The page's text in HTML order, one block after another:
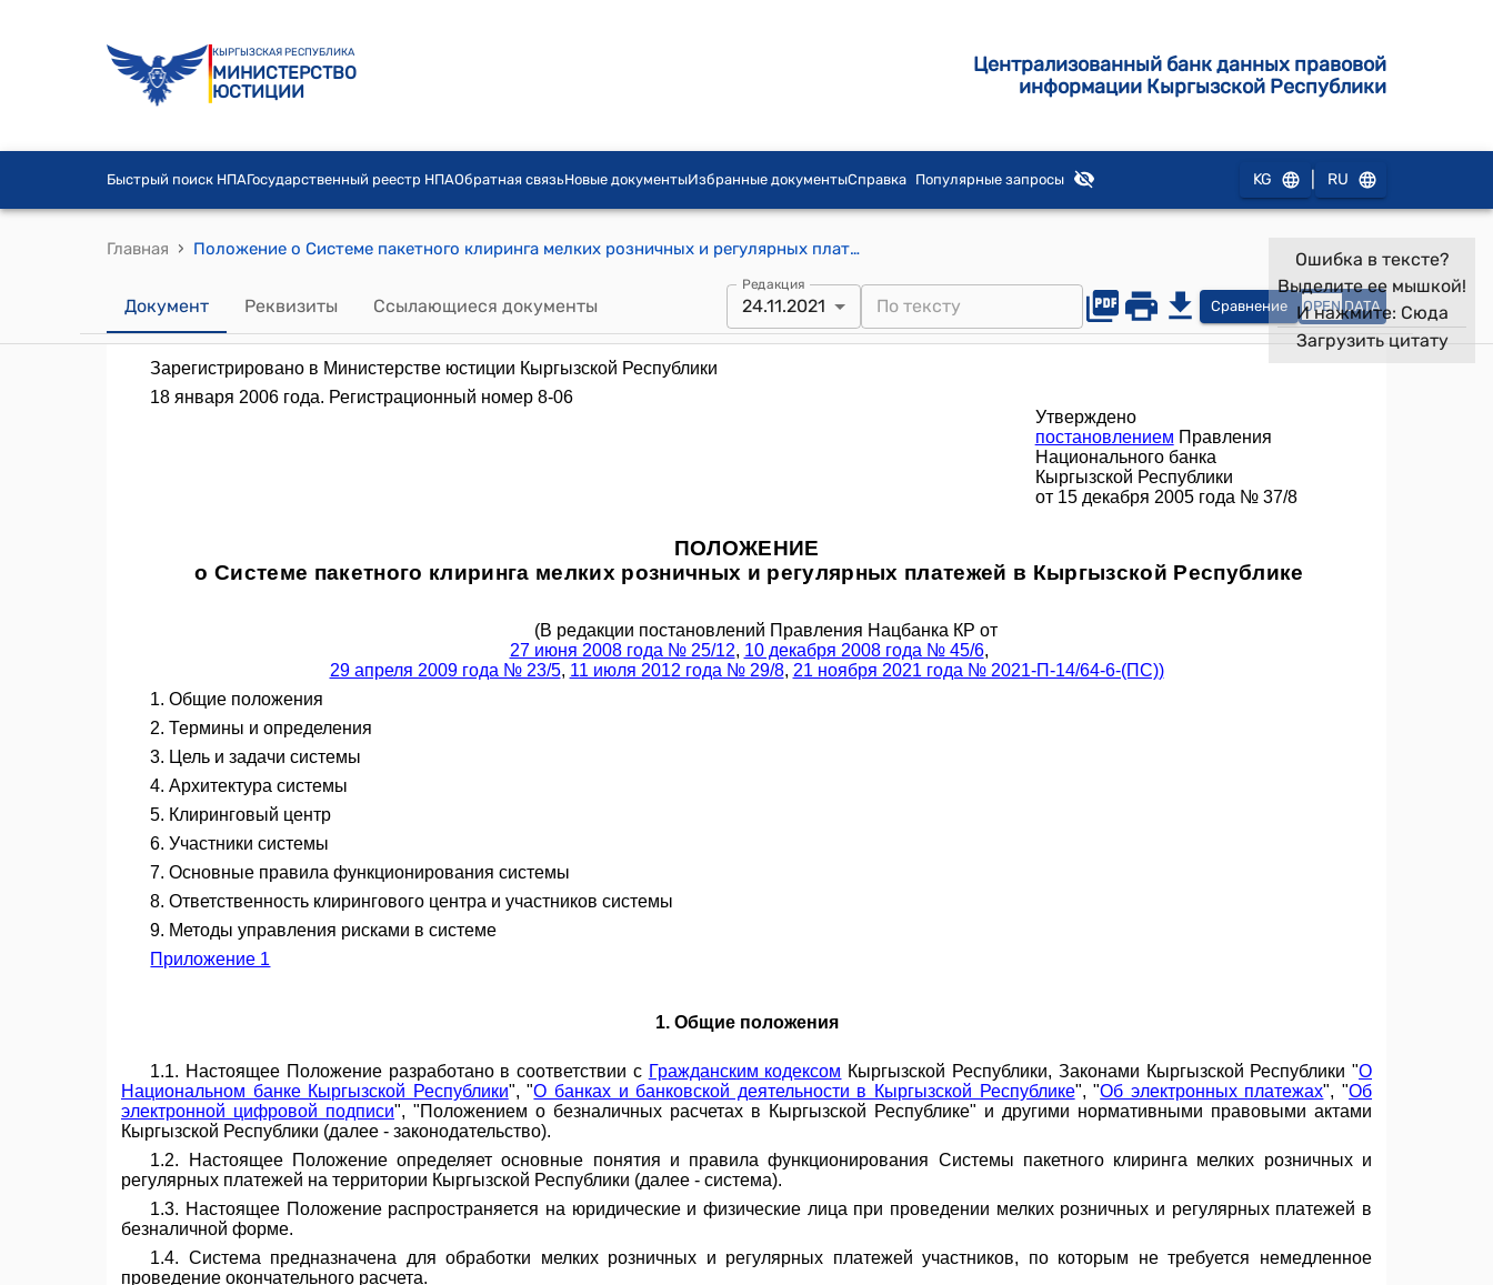
КЫРГЫЗСКАЯ РЕСПУБЛИКА
МИНИСТЕРСТВО
ЮСТИЦИИ
Централизованный банк данных правовой
информации Кыргызской Республики
Быстрый поиск НПАГосударственный реестр НПАОбратная связьНовые документыИзбранные документыСправка Популярные запросы KG RU
Главная › Положение о Системе пакетного клиринга мелких розничных и регулярных платежей в Кыргызской Республике ( Утверждено Постановлением Правления НБКР от 15 декабря 2005 года № 37/8)
Документ Реквизиты Ссылающиеся документы
Редакция
24.11.2021 Сравнение OPEN DATA
Ошибка в тексте?
Выделите ее мышкой!
И нажмите: Сюда
Загрузить цитату